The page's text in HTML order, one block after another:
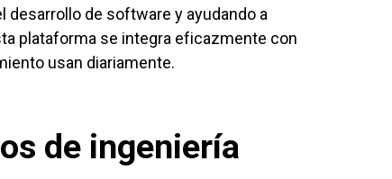
desarrollo de software y ayudando a
plataforma se integra eficazmente con
usan diariamente.
de ingeniería